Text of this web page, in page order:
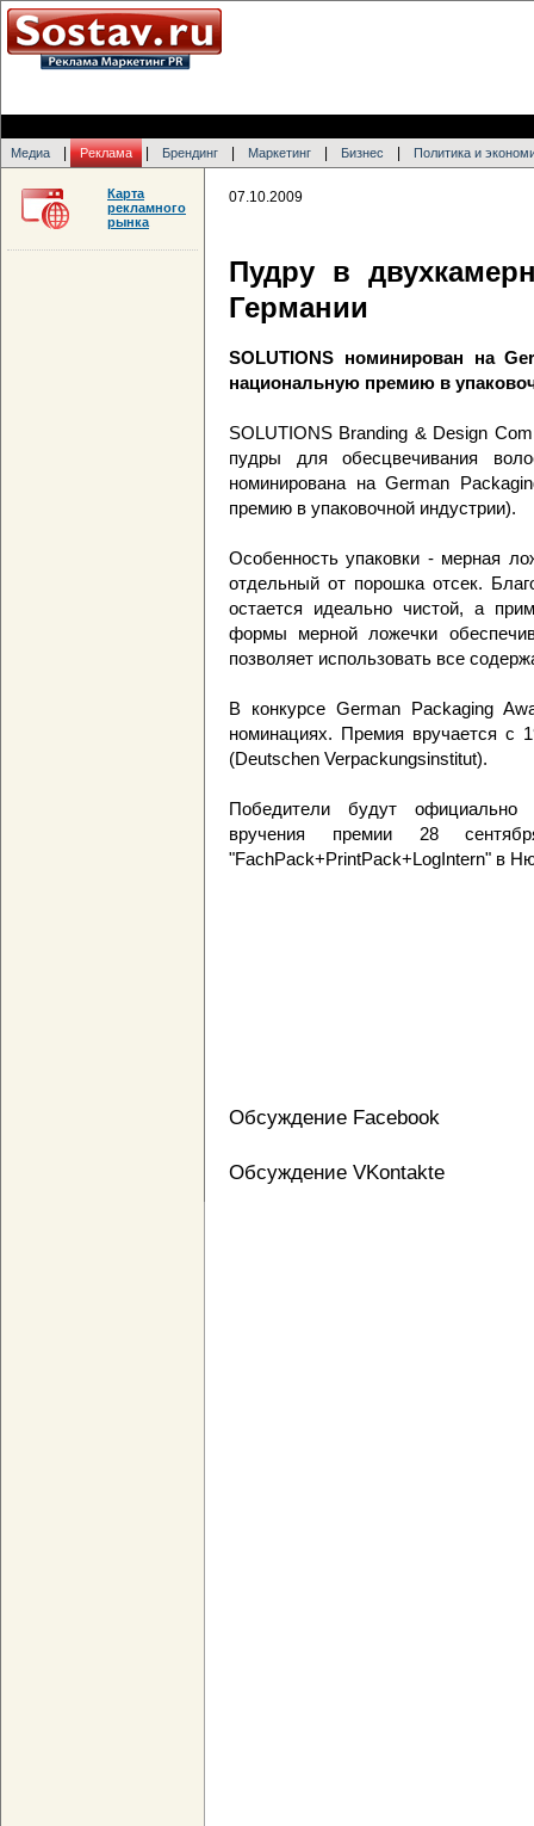
Медиа Реклама Брендинг Маркетинг Бизнес Политика и
07.10.2009
Пудру в
Германии
SOLUTIONS номинирован на
национальную премию в
SOLUTIONS Branding & Design
пудры для обесцвечивания
номинирована на German
премию в упаковочной индустрии).
Особенность упаковки - мерная
отдельный от порошка отсек.
остается идеально чистой, а
формы мерной ложечки
позволяет использовать все
В конкурсе German Packaging
номинациях. Премия вручается с
(Deutschen Verpackungsinstitut).
Победители будут официально
вручения премии 28
"FachPack+PrintPack+LogIntern" в
Обсуждение Facebook
Обсуждение VKontakte
Карта
рекламного
рынка